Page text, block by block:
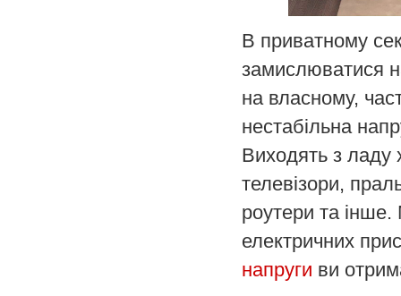
В приватному
замислюватися
на власному,
нестабільна
Виходять з ладу
телевізори,
роутери та
електричних
напруги ви